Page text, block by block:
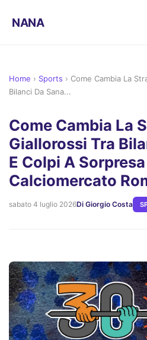
NANA
Home › Sports › Come Cambia La
Bilanci Da Sana...
Come Cambia La
Giallorossi Tra
E Colpi A
Calciomercato
sabato 4 luglio 2026Di Giorgio Costa